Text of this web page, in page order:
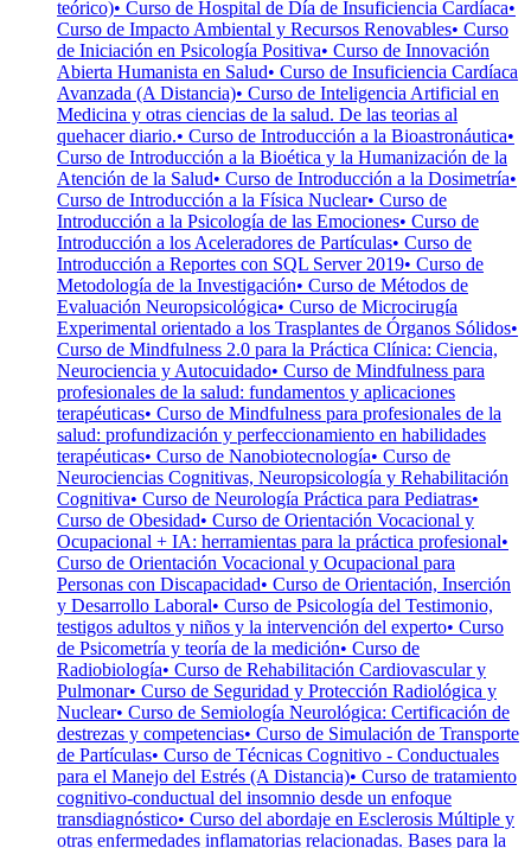
teórico)• Curso de Hospital de Día de Insuficiencia Cardíaca•
Curso de Impacto Ambiental y Recursos Renovables• Curso
de Iniciación en Psicología Positiva• Curso de Innovación
Abierta Humanista en Salud• Curso de Insuficiencia Cardíaca
Avanzada (A Distancia)• Curso de Inteligencia Artificial en
Medicina y otras ciencias de la salud. De las teorias al
quehacer diario.• Curso de Introducción a la Bioastronáutica•
Curso de Introducción a la Bioética y la Humanización de la
Atención de la Salud• Curso de Introducción a la Dosimetría•
Curso de Introducción a la Física Nuclear• Curso de
Introducción a la Psicología de las Emociones• Curso de
Introducción a los Aceleradores de Partículas• Curso de
Introducción a Reportes con SQL Server 2019• Curso de
Metodología de la Investigación• Curso de Métodos de
Evaluación Neuropsicológica• Curso de Microcirugía
Experimental orientado a los Trasplantes de Órganos Sólidos•
Curso de Mindfulness 2.0 para la Práctica Clínica: Ciencia,
Neurociencia y Autocuidado• Curso de Mindfulness para
profesionales de la salud: fundamentos y aplicaciones
terapéuticas• Curso de Mindfulness para profesionales de la
salud: profundización y perfeccionamiento en habilidades
terapéuticas• Curso de Nanobiotecnología• Curso de
Neurociencias Cognitivas, Neuropsicología y Rehabilitación
Cognitiva• Curso de Neurología Práctica para Pediatras•
Curso de Obesidad• Curso de Orientación Vocacional y
Ocupacional + IA: herramientas para la práctica profesional•
Curso de Orientación Vocacional y Ocupacional para
Personas con Discapacidad• Curso de Orientación, Inserción
y Desarrollo Laboral• Curso de Psicología del Testimonio,
testigos adultos y niños y la intervención del experto• Curso
de Psicometría y teoría de la medición• Curso de
Radiobiología• Curso de Rehabilitación Cardiovascular y
Pulmonar• Curso de Seguridad y Protección Radiológica y
Nuclear• Curso de Semiología Neurológica: Certificación de
destrezas y competencias• Curso de Simulación de Transporte
de Partículas• Curso de Técnicas Cognitivo - Conductuales
para el Manejo del Estrés (A Distancia)• Curso de tratamiento
cognitivo-conductual del insomnio desde un enfoque
transdiagnóstico• Curso del abordaje en Esclerosis Múltiple y
otras enfermedades inflamatorias relacionadas. Bases para la